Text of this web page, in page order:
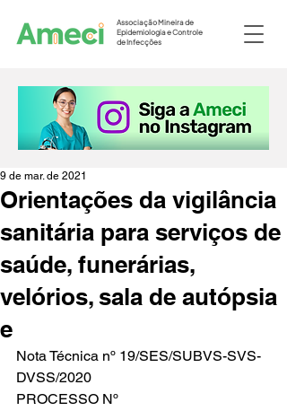
Associação Mineira de
Epidemiologia e Controle
de Infecções
Orientações da vigilância
sanitária para serviços de
saúde, funerárias,
velórios, sala de autópsia
e
9 de mar. de 2021
Nota Técnica nº 19/SES/SUBVS-SVS-
DVSS/2020
PROCESSO Nº